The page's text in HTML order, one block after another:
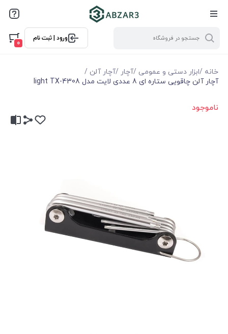
ورود | ثبت نام
0
خانه /ابزار دستی و عمومی /آچار /آچار آلن /
آچار آلن چاقویی ستاره ای 8 عددی لایت مدل light TX-4308
ناموجود